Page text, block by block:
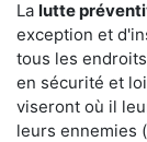
La lutte
exception et
tous les
en sécurité et
viseront où il
leurs ennemies